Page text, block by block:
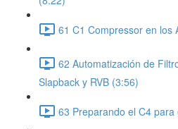
61 C1 Compressor en los
62 Automatización de
Slapback y RVB (3:56)
63 Preparando el C4